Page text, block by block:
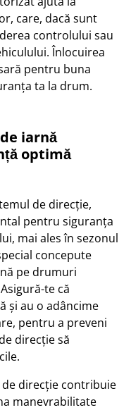
care, dacă sunt
controlului sau
Înlocuirea
pentru buna
ta la drum.
iarnă
optimă
de direcție,
pentru siguranța
mai ales în sezonul
concepute
pe drumuri
te că
și au o adâncime
pentru a preveni
direcție să
direcție contribuie
manevrabilitate